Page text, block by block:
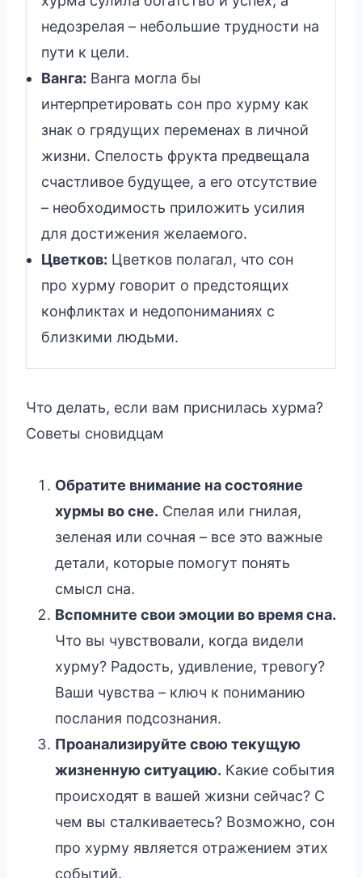
недозрелая – небольшие трудности на
пути к цели.
Ванга: Ванга могла бы
интерпретировать сон про хурму как
знак о грядущих переменах в личной
жизни. Спелость фрукта предвещала
счастливое будущее, а его отсутствие
– необходимость приложить усилия
для достижения желаемого.
Цветков: Цветков полагал, что сон
про хурму говорит о предстоящих
конфликтах и недопониманиях с
близкими людьми.
Что делать, если вам приснилась хурма?
Советы сновидцам
Обратите внимание на состояние
хурмы во сне. Спелая или гнилая,
зеленая или сочная – все это важные
детали, которые помогут понять
смысл сна.
Вспомните свои эмоции во время сна.
Что вы чувствовали, когда видели
хурму? Радость, удивление, тревогу?
Ваши чувства – ключ к пониманию
послания подсознания.
Проанализируйте свою текущую
жизненную ситуацию. Какие события
происходят в вашей жизни сейчас? С
чем вы сталкиваетесь? Возможно, сон
про хурму является отражением этих
событий.